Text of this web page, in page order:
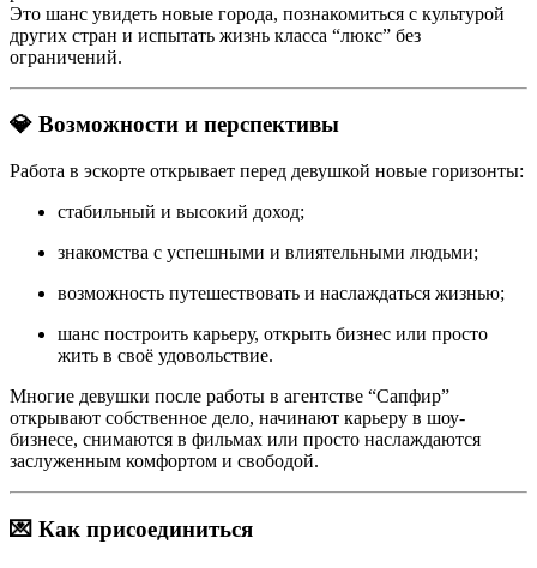
Это шанс увидеть новые города, познакомиться с культурой
других стран и испытать жизнь класса “люкс” без
ограничений.
💎 Возможности и перспективы
Работа в эскорте открывает перед девушкой новые горизонты:
стабильный и высокий доход;
знакомства с успешными и влиятельными людьми;
возможность путешествовать и наслаждаться жизнью;
шанс построить карьеру, открыть бизнес или просто
жить в своё удовольствие.
Многие девушки после работы в агентстве “Сапфир”
открывают собственное дело, начинают карьеру в шоу-
бизнесе, снимаются в фильмах или просто наслаждаются
заслуженным комфортом и свободой.
💌 Как присоединиться